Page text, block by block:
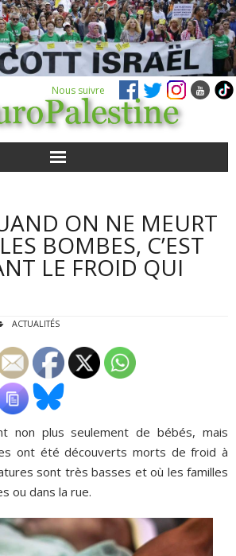
Nous suivre
ON NE MEURT
BOMBES, C’EST
LE FROID QUI
ACTUALITÉS
non plus seulement de bébés, mais
ont été découverts morts de froid à
sont très basses et où les familles
ou dans la rue.